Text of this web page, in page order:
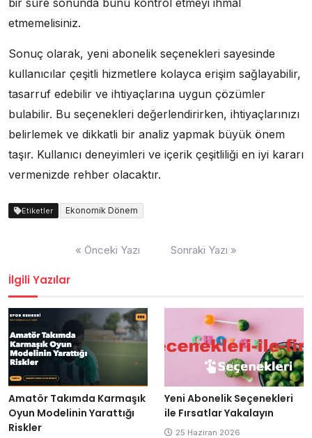
etmemelisiniz.
Sonuç olarak, yeni abonelik seçenekleri sayesinde
kullanıcılar çeşitli hizmetlere kolayca erişim sağlayabilir,
tasarruf edebilir ve ihtiyaçlarına uygun çözümler
bulabilir. Bu seçenekleri değerlendirirken, ihtiyaçlarınızı
belirlemek ve dikkatli bir analiz yapmak büyük önem
taşır. Kullanıcı deneyimleri ve içerik çeşitliliği en iyi kararı
vermenizde rehber olacaktır.
Etiketler Ekonomik Dönem
« Önceki Yazı Sonraki Yazı »
İlgili Yazılar
Amatör Takımda Karmaşık
Oyun Modelinin Yarattığı
Riskler
Yeni Abonelik Seçenekleri
ile Fırsatlar Yakalayın
25 Haziran 2026